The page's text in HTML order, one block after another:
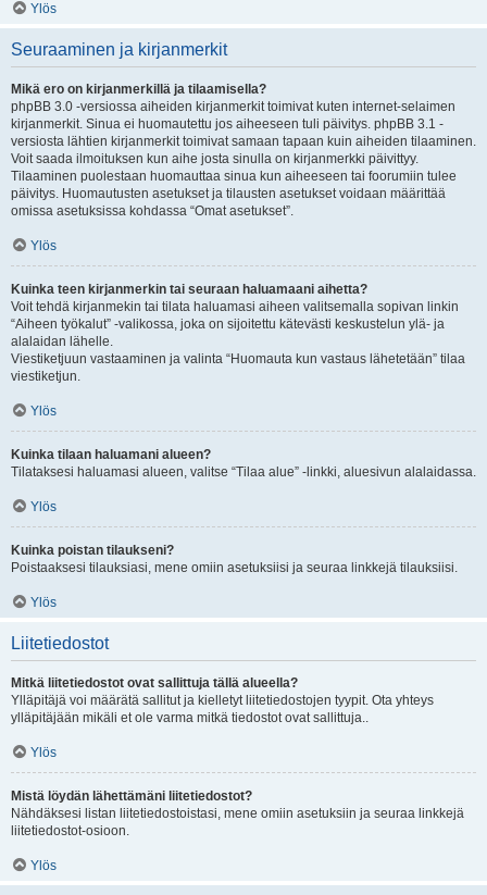
Ylös
Seuraaminen ja kirjanmerkit
Mikä ero on kirjanmerkillä ja tilaamisella?
phpBB 3.0 -versiossa aiheiden kirjanmerkit toimivat kuten internet-selaimen
kirjanmerkit. Sinua ei huomautettu jos aiheeseen tuli päivitys. phpBB 3.1 -
versiosta lähtien kirjanmerkit toimivat samaan tapaan kuin aiheiden tilaaminen.
Voit saada ilmoituksen kun aihe josta sinulla on kirjanmerkki päivittyy.
Tilaaminen puolestaan huomauttaa sinua kun aiheeseen tai foorumiin tulee
päivitys. Huomautusten asetukset ja tilausten asetukset voidaan määrittää
omissa asetuksissa kohdassa “Omat asetukset”.
Ylös
Kuinka teen kirjanmerkin tai seuraan haluamaani aihetta?
Voit tehdä kirjanmekin tai tilata haluamasi aiheen valitsemalla sopivan linkin
“Aiheen työkalut” -valikossa, joka on sijoitettu kätevästi keskustelun ylä- ja
alalaidan lähelle.
Viestiketjuun vastaaminen ja valinta “Huomauta kun vastaus lähetetään” tilaa
viestiketjun.
Ylös
Kuinka tilaan haluamani alueen?
Tilataksesi haluamasi alueen, valitse “Tilaa alue” -linkki, aluesivun alalaidassa.
Ylös
Kuinka poistan tilaukseni?
Poistaaksesi tilauksiasi, mene omiin asetuksiisi ja seuraa linkkejä tilauksiisi.
Ylös
Liitetiedostot
Mitkä liitetiedostot ovat sallittuja tällä alueella?
Ylläpitäjä voi määrätä sallitut ja kielletyt liitetiedostojen tyypit. Ota yhteys
ylläpitäjään mikäli et ole varma mitkä tiedostot ovat sallittuja..
Ylös
Mistä löydän lähettämäni liitetiedostot?
Nähdäksesi listan liitetiedostoistasi, mene omiin asetuksiin ja seuraa linkkejä
liitetiedostot-osioon.
Ylös